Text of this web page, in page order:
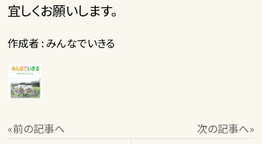
宜しくお願いします。
作成者 : みんなでいきる
«前の記事へ 次の記事へ»